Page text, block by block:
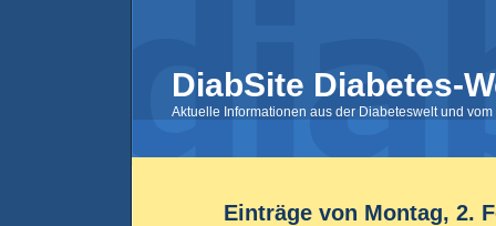
DiabSite Diabetes-
Aktuelle Informationen aus der Diabeteswelt und
Einträge von Montag, 2.